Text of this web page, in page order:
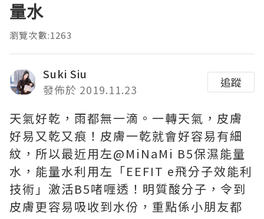
量水
瀏覽次數:1263
Suki Siu
發佈於 2019.11.23
追蹤
天氣好乾，雨都無一滴。一轉天氣，皮膚
好易又乾又痕！皮膚一乾就會好容易有細
紋，所以最近用左@MiNaMi B5保濕能量
水，能量水利用左「EEFIT e飛分子效能利
技術」激活B5啫喱透！明質酸分子，令到
皮膚更容易吸收到水份，重點係小朋友都